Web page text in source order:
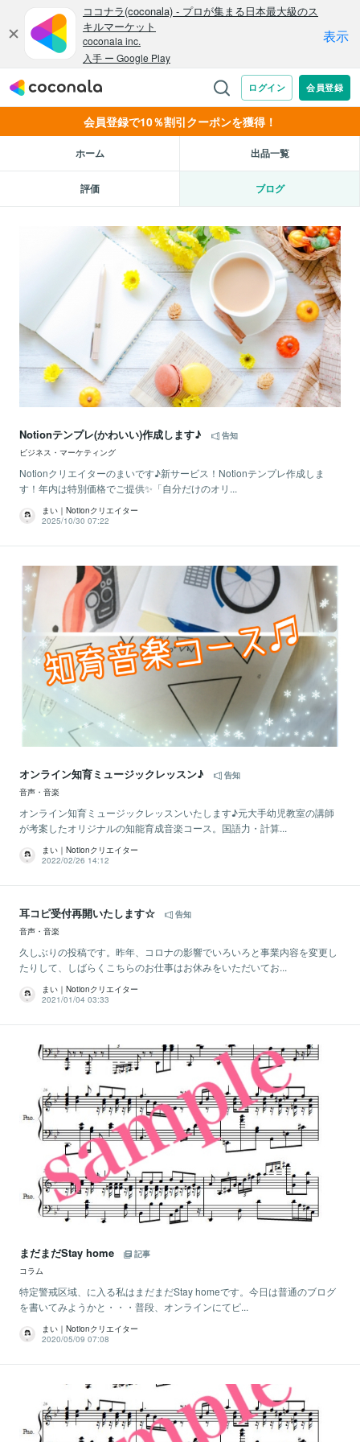
会員登録で10％割引クーポンを獲得！
ホーム 出品一覧
評価 ブログ
Notionテンプレ(かわいい)作成します♪
告知
ビジネス・マーケティング
Notionクリエイターのまいです♪新サービス！Notionテンプレ作成しま
す！年内は特別価格でご提供✨「自分だけのオリ...
まい｜Notionクリエイター
2025/10/30 07:22
オンライン知育ミュージックレッスン♪
告知
音声・音楽
オンライン知育ミュージックレッスンいたします♪元大手幼児教室の講師
が考案したオリジナルの知能育成音楽コース。国語力・計算...
まい｜Notionクリエイター
2022/02/26 14:12
耳コピ受付再開いたします☆
告知
音声・音楽
久しぶりの投稿です。昨年、コロナの影響でいろいろと事業内容を変更し
たりして、しばらくこちらのお仕事はお休みをいただいてお...
まい｜Notionクリエイター
2021/01/04 03:33
まだまだStay home
記事
コラム
特定警戒区域、に入る私はまだまだStay homeです。今日は普通のブログ
を書いてみようかと・・・普段、オンラインにてピ...
まい｜Notionクリエイター
2020/05/09 07:08